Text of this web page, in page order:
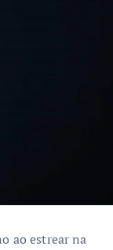
ao estrear na